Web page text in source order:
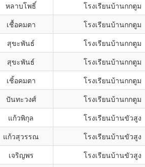
หลาบโพธิ์ โรงเรียนบ้านกกตูม
เชื้อคมตา โรงเรียนบ้านกกตูม
สุขะพันธ์ โรงเรียนบ้านกกตูม
สุขะพันธ์ โรงเรียนบ้านกกตูม
เชิ้อคมตา โรงเรียนบ้านกกตูม
ปันทะวงศ์ โรงเรียนบ้านกกตูม
แก้วพิกุล โรงเรียนบ้านขัวสูง
แก้วสุวรรณ โรงเรียนบ้านขัวสูง
เจริญพร โรงเรียนบ้านขัวสูง